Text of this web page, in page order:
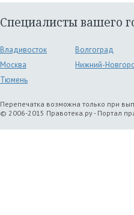
Специалисты вашего
Владивосток
Волгоград
Москва
Нижний-
Тюмень
Перепечатка возможна только при
© 2006-2015 Правотека.ру - Портал